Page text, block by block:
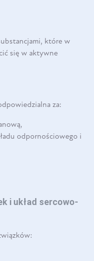
które w
się w aktywne
za:
odpornościowego i
i układ sercowo-